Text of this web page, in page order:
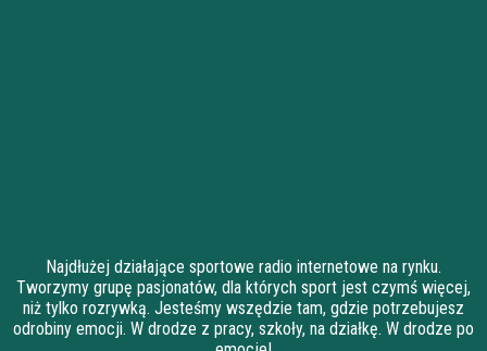
Najdłużej działające sportowe radio internetowe na rynku.
Tworzymy grupę pasjonatów, dla których sport jest czymś więcej,
niż tylko rozrywką. Jesteśmy wszędzie tam, gdzie potrzebujesz
odrobiny emocji. W drodze z pracy, szkoły, na działkę. W drodze po